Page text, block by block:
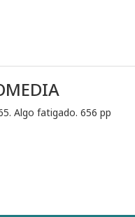
Algo fatigado. 656 pp